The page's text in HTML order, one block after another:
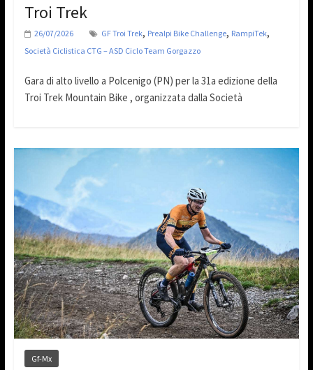
Troi Trek
26/07/2026 GF Troi Trek, Prealpi Bike Challenge, RampiTek,
Società Ciclistica CTG – ASD Ciclo Team Gorgazzo
Gara di alto livello a Polcenigo (PN) per la 31a edizione della
Troi Trek Mountain Bike , organizzata dalla Società
Gf-Mx